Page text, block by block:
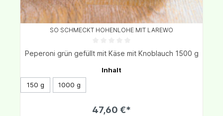
SO SCHMECKT HOHENLOHE MIT LAREWO
Peperoni grün gefüllt mit Käse mit Knoblauch 1500 g
Inhalt
150 g
1000 g
47,60 €*